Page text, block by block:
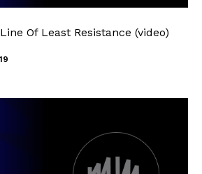
Of Least Resistance (video)